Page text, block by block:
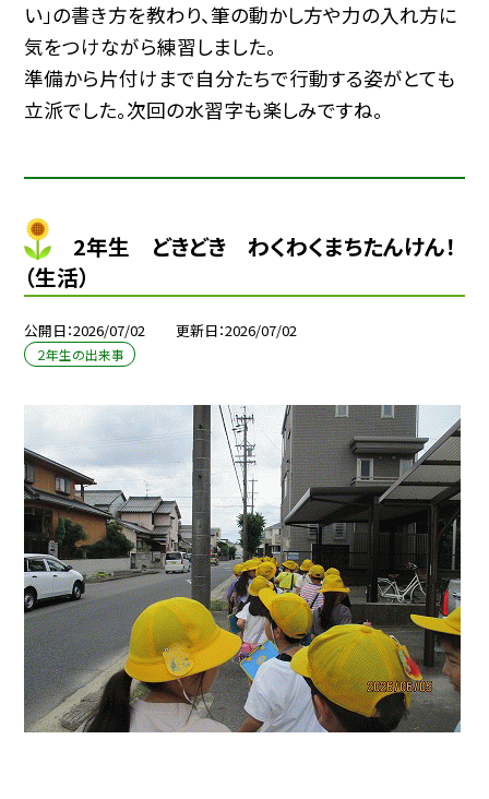
い」の書き方を教わり、筆の動かし方や力の入れ方に
気をつけながら練習しました。
準備から片付けまで自分たちで行動する姿がとても
立派でした。次回の水習字も楽しみですね。
2年生 どきどき わくわくまちたんけん！
（生活）
公開日 2026/07/02 更新日 2026/07/02
２年生の出来事